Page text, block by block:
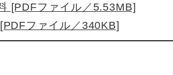
[PDFファイル／5.53MB]
ファイル／340KB]